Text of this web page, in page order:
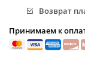
Возврат
Принимаем к